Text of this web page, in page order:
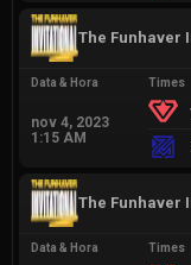
The Funhaver
Data & Hora
nov 4, 2023
1:15 AM
Times
The Funhaver
Data & Hora Times